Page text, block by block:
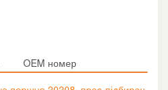
OEM номер